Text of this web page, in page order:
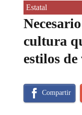
Estatal
cultura
estilos
Compartir